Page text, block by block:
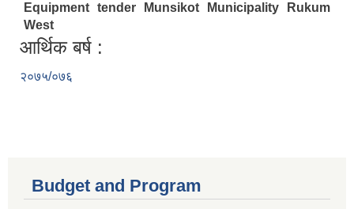
Equipment tender Munsikot Municipality Rukum
West
आर्थिक बर्ष :
२०७५/०७६
Budget and Program